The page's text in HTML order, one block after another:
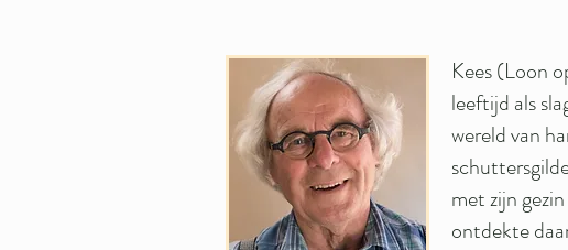
Kees (Loon
leeftijd als
wereld van
met zijn
ontdekte